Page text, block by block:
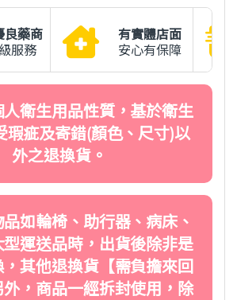
良藥商
服務
有實體店面
安心有保障
衛生用品性質，基於衛生
瑕疵及寄錯(顏色、尺寸)以
外之退換貨。
如輪椅、助行器、病床、
運送品時，出貨後除非是
其他退換貨【需負擔來回
，商品一經拆封使用，除